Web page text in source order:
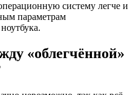
систему легче и
параметрам
«облегчённой»